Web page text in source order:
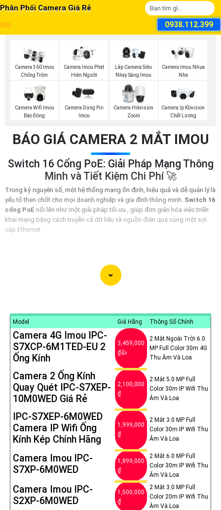
Phân Phối Camera Giá Rẻ
0938.112.399
Camera 360 Imou
Chống Trộm
Camera Imou Phát
Hiện Người
Lắp Camera Siêu
Nhạy Sáng Imou
Camera Imou Nhụa
Nhẹ
Camera Wifi Imou
Báo Động
Camera Dùng Pin
Imou
Camera Hikvision
Zoom
Camera Ip Kbvision
Chất Lượng
BÁO GIÁ CAMERA 2 MẮT IMOU
Switch 16 Cổng PoE: Giải Pháp Mạng Thông
Minh và Tiết Kiệm Chi Phí 🚀
Trong kỷ nguyên số, một hệ thống mạng ổn định, hiệu quả và dễ quản lý là
yếu tố then chốt cho mọi doanh nghiệp và gia đình thông minh. Switch 16
cổng PoE nổi lên như một giải pháp tối ưu , giúp đơn giản hóa việc triển
khai mạng bằng cách truyền cả dữ liệu và nguồn điện qua cùng một sợi
cáp Ethernet.
Model Giá Hãng Thông Số Chính
Camera 4G Imou IPC-
S7XCP-6M1TED-EU 2
Ống Kính
3,459,000
₫👍
2 Mắt Ngoài Trời 6.0
MP Full Color 30m 4G
Thu Âm Và Loa
Camera 2 Ống Kính
Quay Quét IPC-S7XEP-
10M0WED Giá Rẻ
2,100,000
₫
2 Mắt 5.0 MP Full
Color 30m IP Wifi Thu
Âm Và Loa
IPC-S7XEP-6M0WED
Camera IP Wifi Ống
Kính Kép Chính Hãng
1,999,000
₫
2 Mắt 3.0 MP Full
Color 30m IP Wifi Thu
Âm Và Loa
Camera Imou IPC-
S7XP-6M0WED
1,899,000
₫
2 Mắt 6.0 MP Full
Color 30m IP Wifi Thu
Âm Và Loa
Camera Imou IPC-
S2XP-6M0WED
1,500,000
₫
2 Mắt 3.0 MP Full
Color 20m IP Wifi Thu
Âm Và Loa